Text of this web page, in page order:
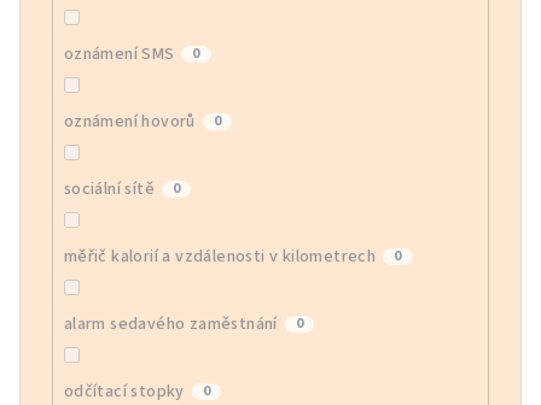
oznámení SMS 0
oznámení hovorů 0
sociální sítě 0
měřič kalorií a vzdálenosti v kilometrech 0
alarm sedavého zaměstnání 0
odčítací stopky 0